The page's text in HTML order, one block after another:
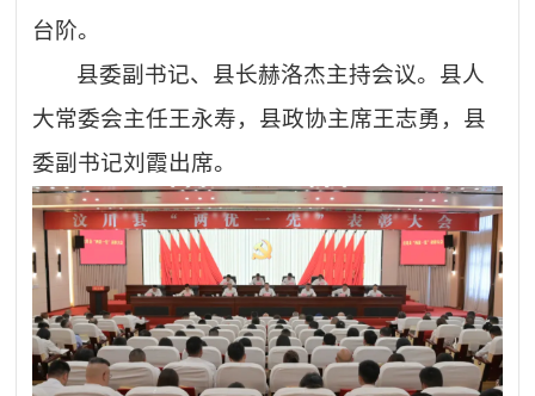
台阶。
县委副书记、县长赫洛杰主持会议。县人
大常委会主任王永寿，县政协主席王志勇，县
委副书记刘霞出席。